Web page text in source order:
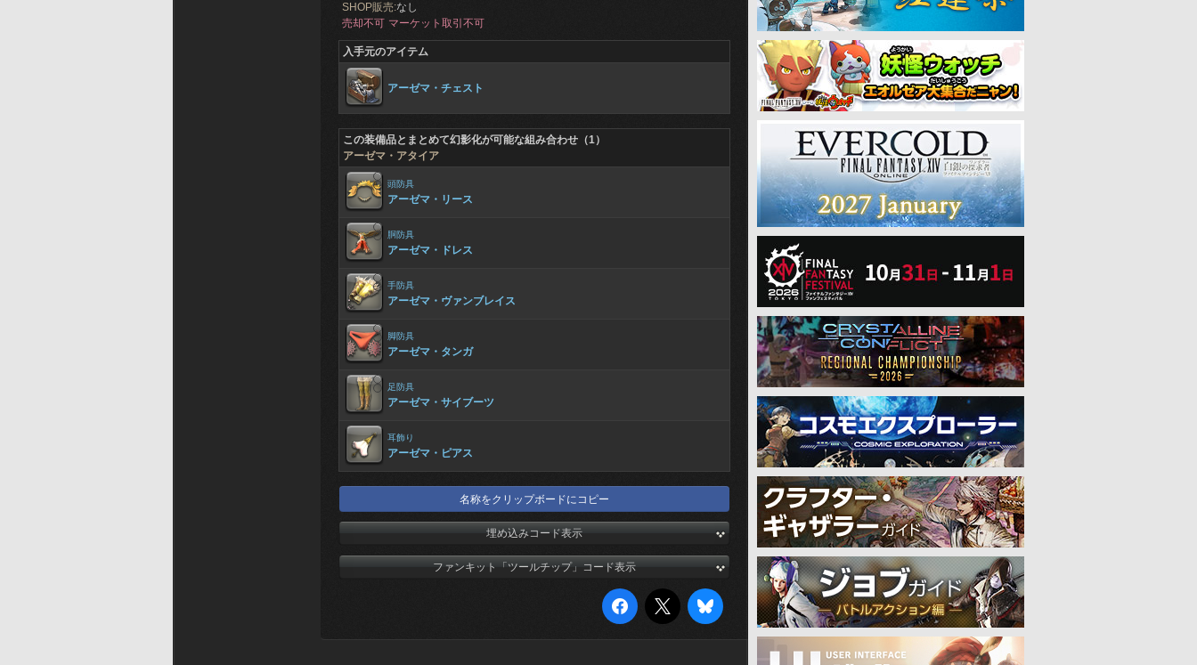
SHOP販売:なし
売却不可 マーケット取引不可
入手元のアイテム
アーゼマ・チェスト
この装備品とまとめて幻影化が可能な組み合わせ（1）
アーゼマ・アタイア
頭防具
アーゼマ・リース
胴防具
アーゼマ・ドレス
手防具
アーゼマ・ヴァンブレイス
脚防具
アーゼマ・タンガ
足防具
アーゼマ・サイブーツ
耳飾り
アーゼマ・ピアス
名称をクリップボードにコピー
埋め込みコード表示
ファンキット「ツールチップ」コード表示